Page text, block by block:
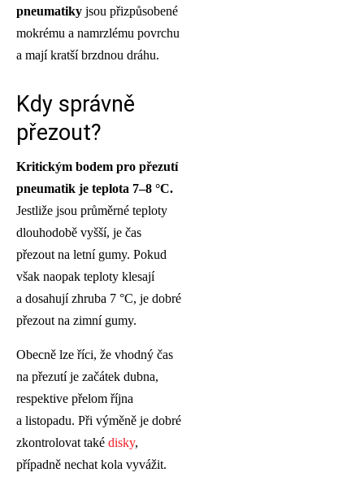
pneumatiky jsou přizpůsobené
mokrému a namrzlému povrchu
a mají kratší brzdnou dráhu.
Kdy správně
přezout?
Kritickým bodem pro přezutí
pneumatik je teplota 7–8 °C.
Jestliže jsou průměrné teploty
dlouhodobě vyšší, je čas
přezout na letní gumy. Pokud
však naopak teploty klesají
a dosahují zhruba 7 °C, je dobré
přezout na zimní gumy.
Obecně lze říci, že vhodný čas
na přezutí je začátek dubna,
respektive přelom října
a listopadu. Při výměně je dobré
zkontrolovat také disky,
případně nechat kola vyvážit.